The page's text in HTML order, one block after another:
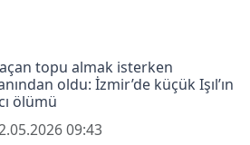
topu almak isterken
oldu: İzmir’de küçük Işıl’ın
ölümü
09:43